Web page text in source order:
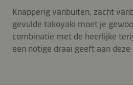
Knapperig vanbuiten, zacht
gevulde takoyaki moet je
combinatie met de heerlijke
een notige draai geeft aan